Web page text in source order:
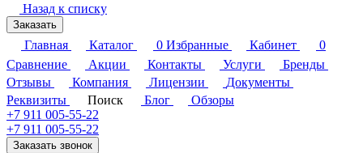
Назад к списку
Заказать
Главная Каталог 0 Избранные Кабинет
0
Сравнение
Акции Контакты Услуги
Бренды
Отзывы
Компания Лицензии
Документы
Реквизиты
Поиск Блог
Обзоры
+7 911 005-55-22
+7 911 005-55-22
Заказать звонок